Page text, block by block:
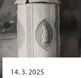
14. 3. 2025